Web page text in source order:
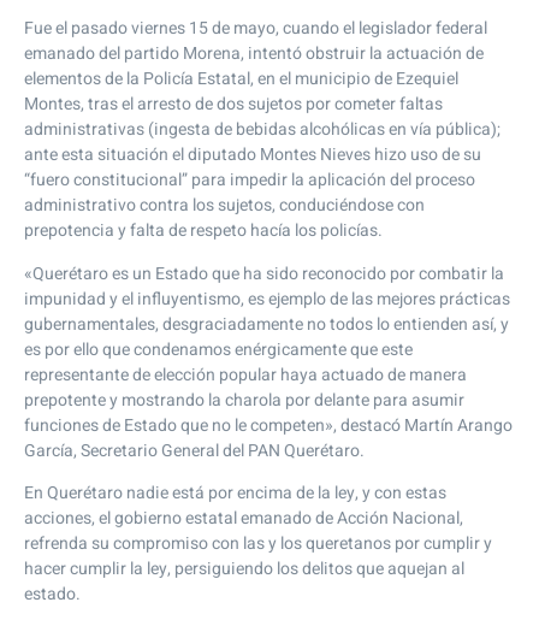
Fue el pasado viernes 15 de mayo, cuando el legislador federal
emanado del partido Morena, intentó obstruir la actuación de
elementos de la Policía Estatal, en el municipio de Ezequiel
Montes, tras el arresto de dos sujetos por cometer faltas
administrativas (ingesta de bebidas alcohólicas en vía pública);
ante esta situación el diputado Montes Nieves hizo uso de su
“fuero constitucional” para impedir la aplicación del proceso
administrativo contra los sujetos, conduciéndose con
prepotencia y falta de respeto hacía los policías.
«Querétaro es un Estado que ha sido reconocido por combatir la
impunidad y el influyentismo, es ejemplo de las mejores prácticas
gubernamentales, desgraciadamente no todos lo entienden así, y
es por ello que condenamos enérgicamente que este
representante de elección popular haya actuado de manera
prepotente y mostrando la charola por delante para asumir
funciones de Estado que no le competen», destacó Martín Arango
García, Secretario General del PAN Querétaro.
En Querétaro nadie está por encima de la ley, y con estas
acciones, el gobierno estatal emanado de Acción Nacional,
refrenda su compromiso con las y los queretanos por cumplir y
hacer cumplir la ley, persiguiendo los delitos que aquejan al
estado.